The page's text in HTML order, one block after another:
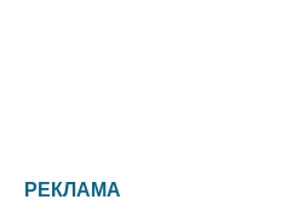
РЕКЛАМА